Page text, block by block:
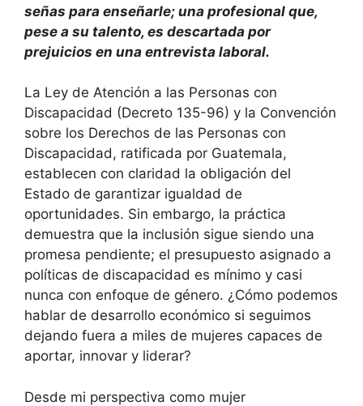
señas para enseñarle; una profesional que,
pese a su talento, es descartada por
prejuicios en una entrevista laboral.
La Ley de Atención a las Personas con
Discapacidad (Decreto 135-96) y la Convención
sobre los Derechos de las Personas con
Discapacidad, ratificada por Guatemala,
establecen con claridad la obligación del
Estado de garantizar igualdad de
oportunidades. Sin embargo, la práctica
demuestra que la inclusión sigue siendo una
promesa pendiente; el presupuesto asignado a
políticas de discapacidad es mínimo y casi
nunca con enfoque de género. ¿Cómo podemos
hablar de desarrollo económico si seguimos
dejando fuera a miles de mujeres capaces de
aportar, innovar y liderar?
Desde mi perspectiva como mujer